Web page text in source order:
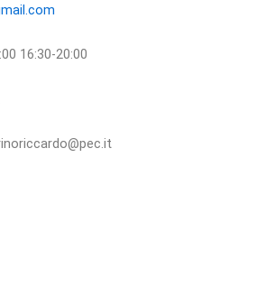
16:30-20:00